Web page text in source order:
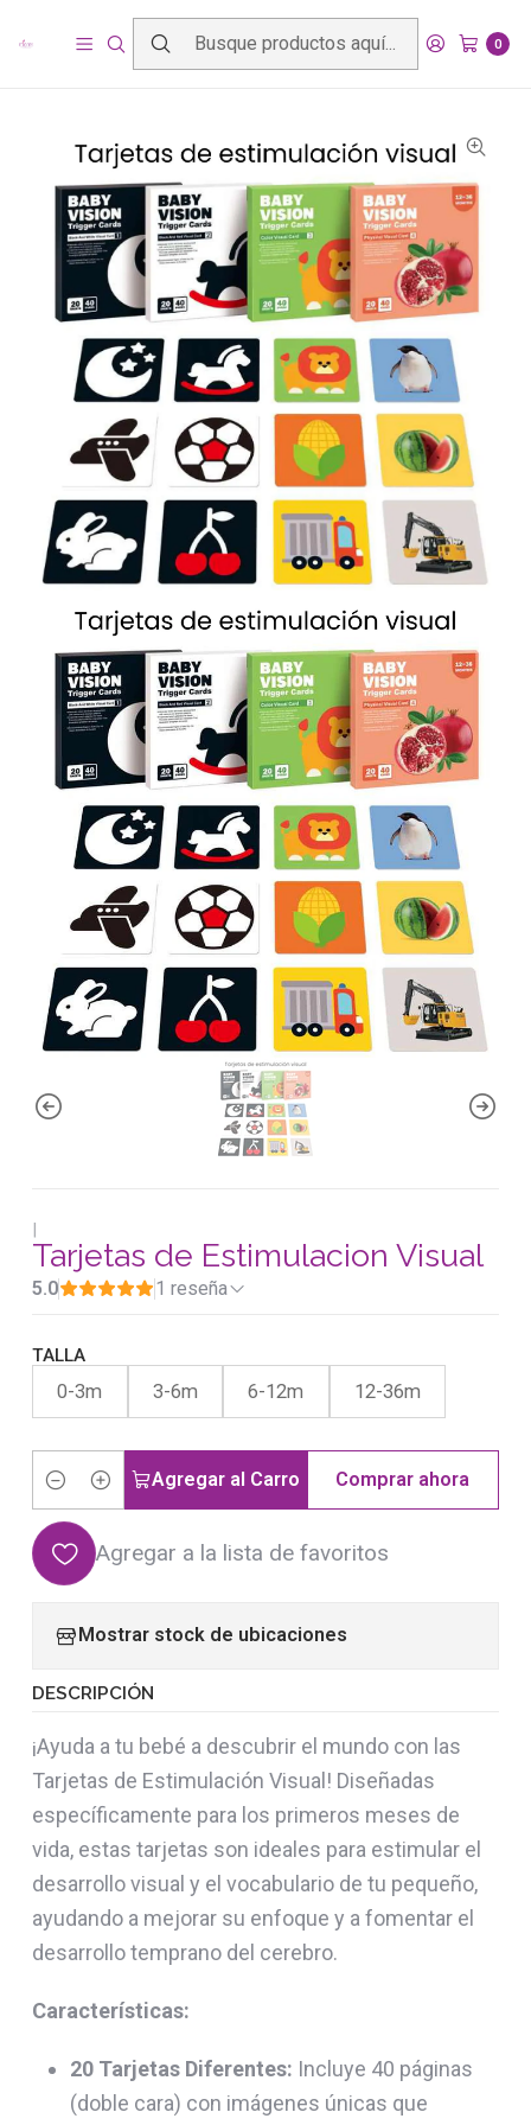
0
Juguetes y estimulación
Tarjetas de Estimulacion Visual
|
Tarjetas de Estimulacion Visual
5.0 1 reseña
TALLA
0-3m 3-6m 6-12m 12-36m
Cantidad
Agregar al Carro Comprar ahora
Agregar a la lista de favoritos
Mostrar stock de ubicaciones
DESCRIPCIÓN
¡Ayuda a tu bebé a descubrir el mundo con las
Tarjetas de Estimulación Visual! Diseñadas
específicamente para los primeros meses de
vida, estas tarjetas son ideales para estimular el
desarrollo visual y el vocabulario de tu pequeño,
ayudando a mejorar su enfoque y a fomentar el
desarrollo temprano del cerebro.
Características:
20 Tarjetas Diferentes: Incluye 40 páginas
(doble cara) con imágenes únicas que